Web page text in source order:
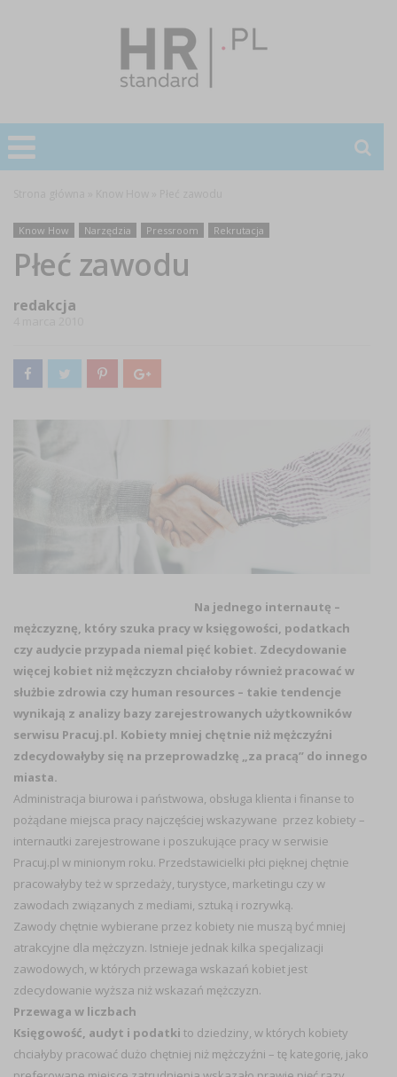
Know How Narzędzia Pressroom Rekrutacja
Płeć zawodu
redakcja
Na jednego internautę –
mężczyznę, który szuka pracy w księgowości, podatkach
czy audycie przypada niemal pięć kobiet. Zdecydowanie
więcej kobiet niż mężczyzn chciałoby również pracować w
służbie zdrowia czy human resources – takie tendencje
wynikają z analizy bazy zarejestrowanych użytkowników
serwisu Pracuj.pl. Kobiety mniej chętnie niż mężczyźni
zdecydowałyby się na przeprowadzkę „za pracą” do innego
miasta.
Administracja biurowa i państwowa, obsługa klienta i finanse to
pożądane miejsca pracy najczęściej wskazywane przez kobiety –
internautki zarejestrowane i poszukujące pracy w serwisie
Pracuj.pl w minionym roku. Przedstawicielki płci pięknej chętnie
pracowałyby też w sprzedaży, turystyce, marketingu czy w
zawodach związanych z mediami, sztuką i rozrywką.
Zawody chętnie wybierane przez kobiety nie muszą być mniej
atrakcyjne dla mężczyzn. Istnieje jednak kilka specjalizacji
zawodowych, w których przewaga wskazań kobiet jest
zdecydowanie wyższa niż wskazań mężczyzn.
Przewaga w liczbach
Księgowość, audyt i podatki to dziedziny, w których kobiety
chciałyby pracować dużo chętniej niż mężczyźni – tę kategorię, jako